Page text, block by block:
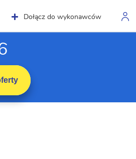
Dołącz do wykonawców